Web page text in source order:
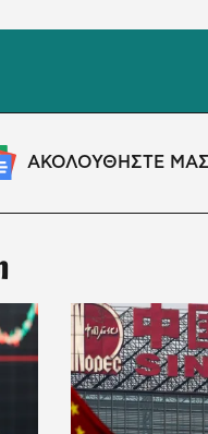
ΑΚΟΛΟΥΘΗΣΤΕ ΜΑΣ